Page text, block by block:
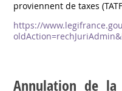
proviennent de taxes
https://
Annulation de